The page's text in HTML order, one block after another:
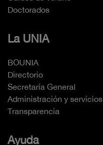
Doctorados
La UNIA
BOUNIA
Directorio
Secretaría General
Administración y servicios
Transparencia
Ayuda